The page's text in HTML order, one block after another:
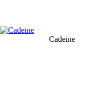
Cadeine